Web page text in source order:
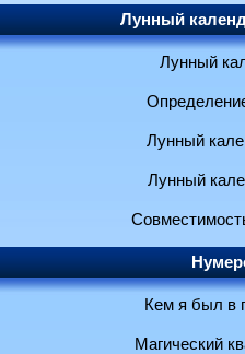
Лунный
Лунный
Лунный
Лунный
Кем я был в
Магический